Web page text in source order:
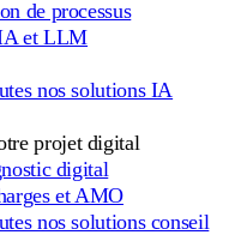
de processus
et LLM
nos solutions IA
projet digital
digital
et AMO
nos solutions conseil